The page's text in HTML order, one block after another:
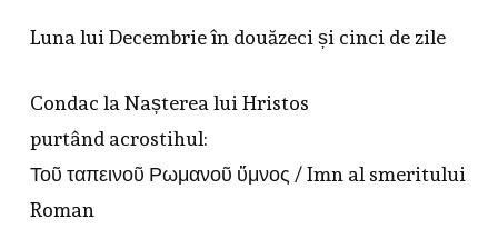
Luna lui Decembrie în douăzeci și cinci de zile
Condac la Nașterea lui Hristos
purtând acrostihul:
Τοῦ ταπεινοῦ Ρωμανοῦ ὕμνος / Imn al smeritului
Roman